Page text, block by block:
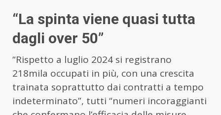
“La spinta viene quasi tutta
dagli over 50”
“Rispetto a luglio 2024 si registrano
218mila occupati in più, con una crescita
trainata soprattutto dai contratti a tempo
indeterminato”, tutti “numeri incoraggianti